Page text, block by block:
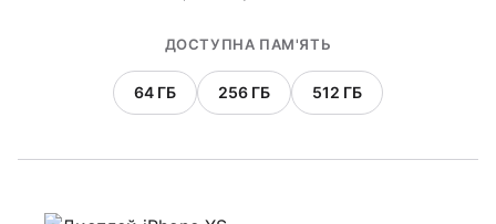
ДОСТУПНА ПАМ'ЯТЬ
64 ГБ 256 ГБ 512 ГБ